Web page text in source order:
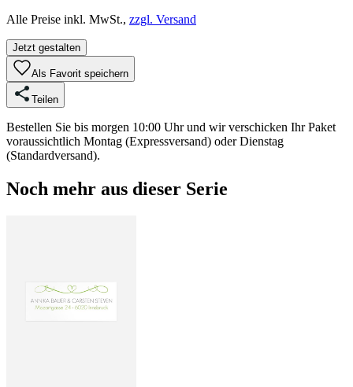
Alle Preise inkl. MwSt., zzgl. Versand
Jetzt gestalten
Als Favorit speichern
Teilen
Bestellen Sie bis morgen 10:00 Uhr und wir verschicken Ihr Paket
voraussichtlich Montag (Expressversand) oder Dienstag
(Standardversand).
Noch mehr aus dieser Serie